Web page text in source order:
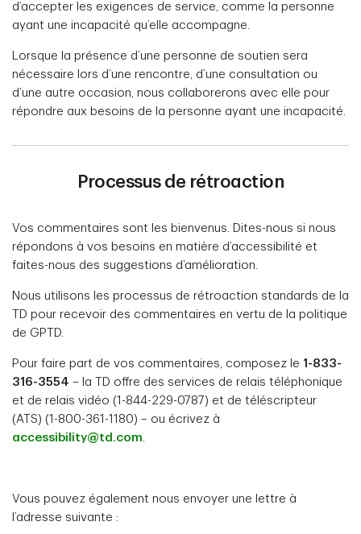
d’accepter les exigences de service, comme la personne
ayant une incapacité qu’elle accompagne.
Lorsque la présence d’une personne de soutien sera
nécessaire lors d’une rencontre, d’une consultation ou
d’une autre occasion, nous collaborerons avec elle pour
répondre aux besoins de la personne ayant une incapacité.
Processus de rétroaction
Vos commentaires sont les bienvenus. Dites-nous si nous
répondons à vos besoins en matière d’accessibilité et
faites-nous des suggestions d’amélioration.
Nous utilisons les processus de rétroaction standards de la
TD pour recevoir des commentaires en vertu de la politique
de GPTD.
Pour faire part de vos commentaires, composez le 1-833-
316-3554 – la TD offre des services de relais téléphonique
et de relais vidéo (1-844-229-0787) et de téléscripteur
(ATS) (1-800-361-1180) – ou écrivez à
accessibility@td.com.
Vous pouvez également nous envoyer une lettre à
l’adresse suivante :